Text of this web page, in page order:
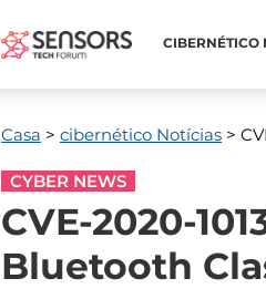
CIBERNÉTICO
Casa > cibernético Notícias >
CYBER NEWS
CVE-2020-
Bluetooth